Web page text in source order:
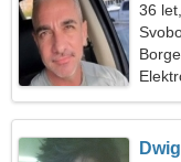
36